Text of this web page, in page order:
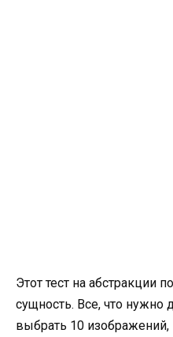
Этот тест на абстракции
сущность. Все, что нужно
выбрать 10